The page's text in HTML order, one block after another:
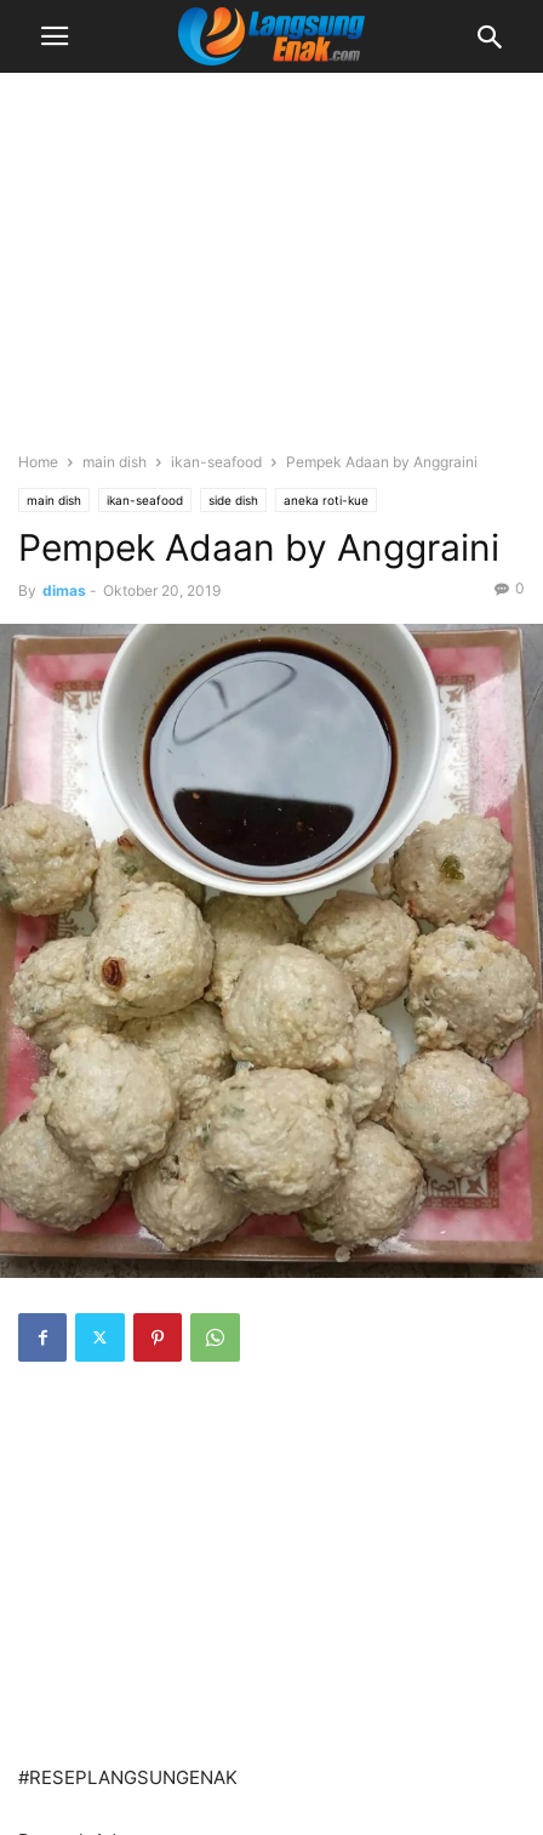
Home main dish ikan-seafood Pempek Adaan by Anggraini
main dish ikan-seafood side dish aneka roti-kue
Pempek Adaan by Anggraini
By dimas - Oktober 20, 2019 0
#RESEPLANGSUNGENAK